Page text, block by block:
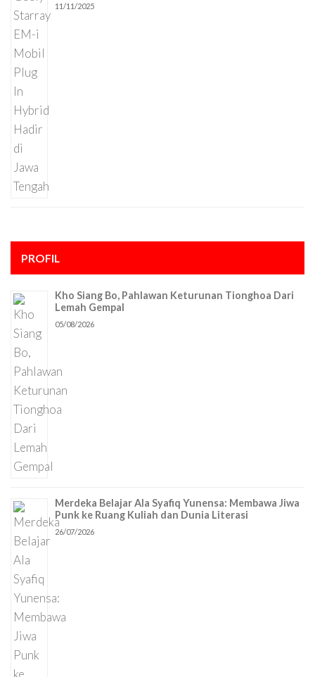
11/11/2025
PROFIL
Kho Siang Bo, Pahlawan Keturunan Tionghoa Dari
Lemah Gempal
05/08/2026
Merdeka Belajar Ala Syafiq Yunensa: Membawa Jiwa
Punk ke Ruang Kuliah dan Dunia Literasi
26/07/2026